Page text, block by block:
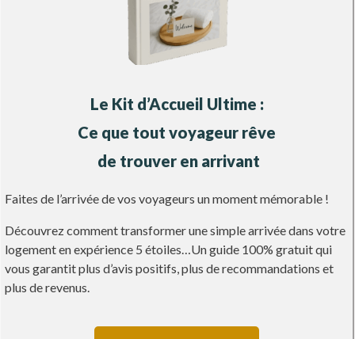
Le Kit d’Accueil Ultime :
Ce que tout voyageur rêve
de trouver en arrivant
Faites de l’arrivée de vos voyageurs un moment mémorable !
Découvrez comment transformer une simple arrivée dans votre
logement en expérience 5 étoiles…Un guide 100% gratuit qui
vous garantit plus d’avis positifs, plus de recommandations et
plus de revenus.